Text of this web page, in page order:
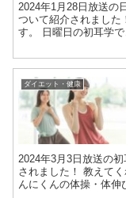
2024年1月28日放送の
ついて紹介されました
す。 日曜日の初耳学
ダイエット・健康
2024年3月3日放送の
されました！ 教えて
んにくんの体操・体伸